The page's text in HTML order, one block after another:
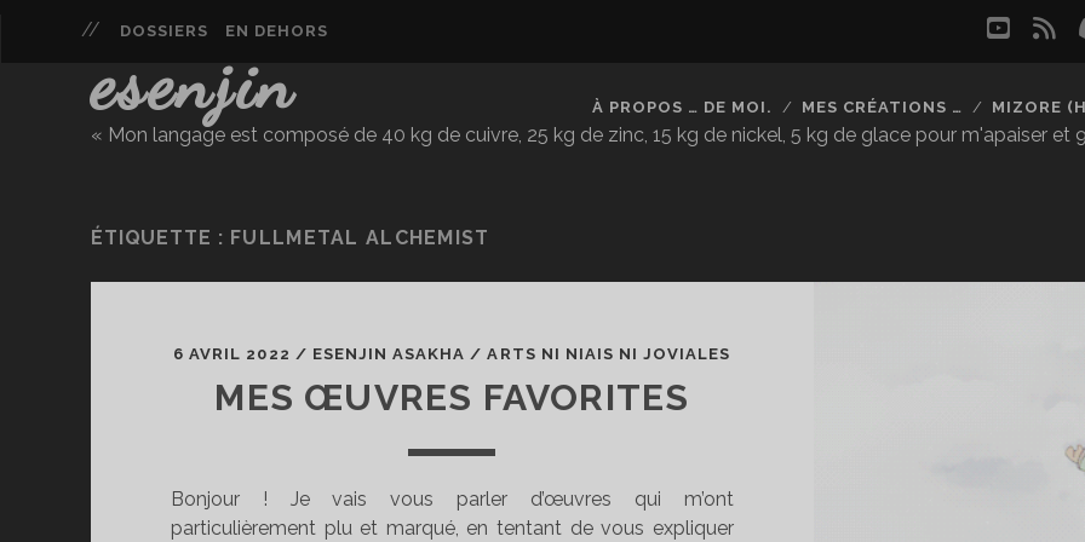
DOSSIERS EN DEHORS
esenjin
« Mon langage est composé de 40 kg de cuivre, 25 kg de zinc, 15 kg de nickel, 5 kg de glace pour m'apaiser et
À PROPOS … DE MOI. MES CRÉATIONS … MIZORE
ÉTIQUETTE : FULLMETAL ALCHEMIST
6 AVRIL 2022 / ESENJIN ASAKHA /ARTS NI NIAIS NI JOVIALES
MES ŒUVRES FAVORITES
Bonjour ! Je vais vous parler d’œuvres qui m’ont
particulièrement plu et marqué, en tentant de vous expliquer